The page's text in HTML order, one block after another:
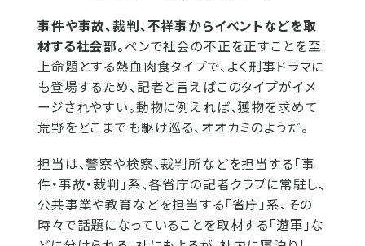
事件や事故、裁判、不祥事からイベントなどを取
材する社会部。ペンで社会の不正を正すことを至
上命題とする熱血肉食タイプで、よく刑事ドラマに
も登場するため、記者と言えばこのタイプがイメ
ージされやすい。動物に例えれば、獲物を求めて
荒野をどこまでも駆け巡る、オオカミのようだ。
担当は、警察や検察、裁判所などを担当する「事
件・事故・裁判」系、各省庁の記者クラブに常駐し、
公共事業や教育などを担当する「省庁」系、その
時々で話題になっていることを取材する「遊軍」な